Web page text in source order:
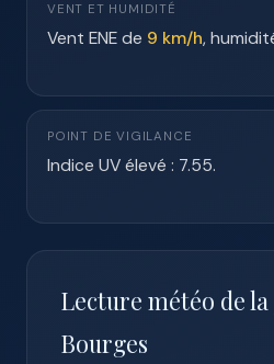
VENT ET HUMIDITÉ
Vent ENE de 9 km/h,
POINT DE VIGILANCE
Indice UV élevé : 7.55.
Lecture météo de
Bourges